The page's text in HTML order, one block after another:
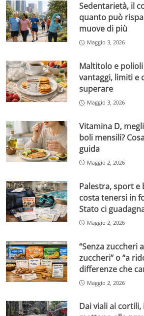
Sedentarietà, il
quanto può
muove di più
Maggio 3, 2026
Maltitolo e
vantaggi, limiti e
superare
Maggio 3, 2026
Vitamina D,
boli mensili?
guida
Maggio 2, 2026
Palestra, sport e
costa tenersi in
Stato ci
Maggio 2, 2026
“Senza zuccheri
zuccheri” o “a
differenze che
Maggio 2, 2026
Dai viali ai